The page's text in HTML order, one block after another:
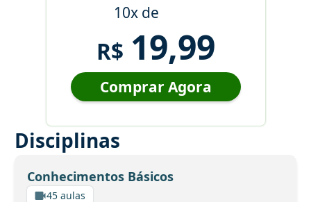
10x de
R$ 19,99
Comprar Agora
Disciplinas
Conhecimentos Básicos
45 aulas